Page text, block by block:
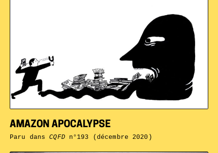
AMAZON APOCALYPSE
Paru dansCQFDn°193 (décembre 2020)